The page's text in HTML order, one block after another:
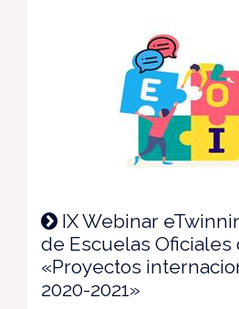
IX Webinar
de Escuelas Oficiales
«Proyectos
2020-2021»